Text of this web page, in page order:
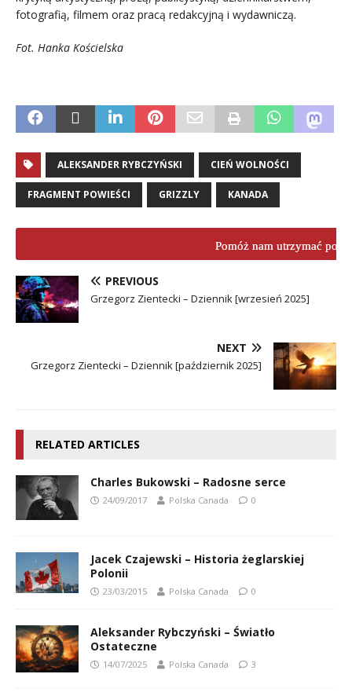
fotografią, filmem oraz pracą redakcyjną i wydawniczą.
Fot. Hanka Kościelska
ALEKSANDER RYBCZYŃSKI CIEŃ WOLNOŚCI
FRAGMENT POWIEŚCI GRIZZLY KANADA
Pomóż nam utrzymać
PREVIOUS
Grzegorz Zientecki – Dziennik [wrzesień 2025]
NEXT
Grzegorz Zientecki – Dziennik [październik 2025]
RELATED ARTICLES
Charles Bukowski – Radosne serce
24/09/2017 Polska Canada 0
Jacek Czajewski – Historia żeglarskiej
Polonii
23/03/2015 Polska Canada 0
Aleksander Rybczyński – Światło
Ostateczne
14/07/2025 Polska Canada 3